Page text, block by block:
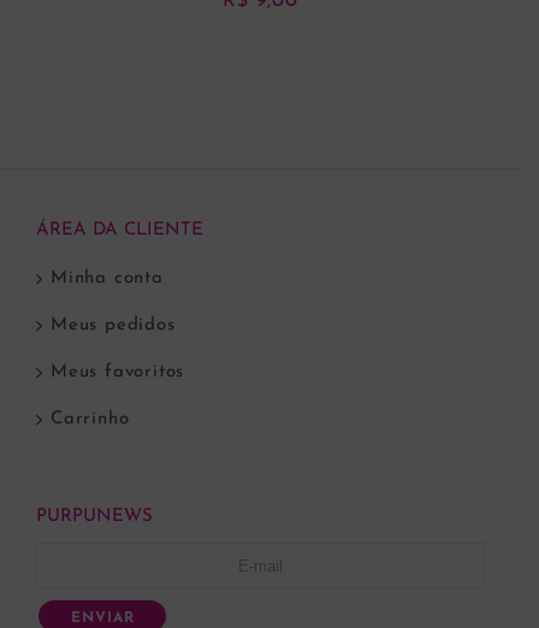
ÁREA DA CLIENTE
Minha conta
Meus pedidos
Meus favoritos
Carrinho
PURPUNEWS
ENVIAR